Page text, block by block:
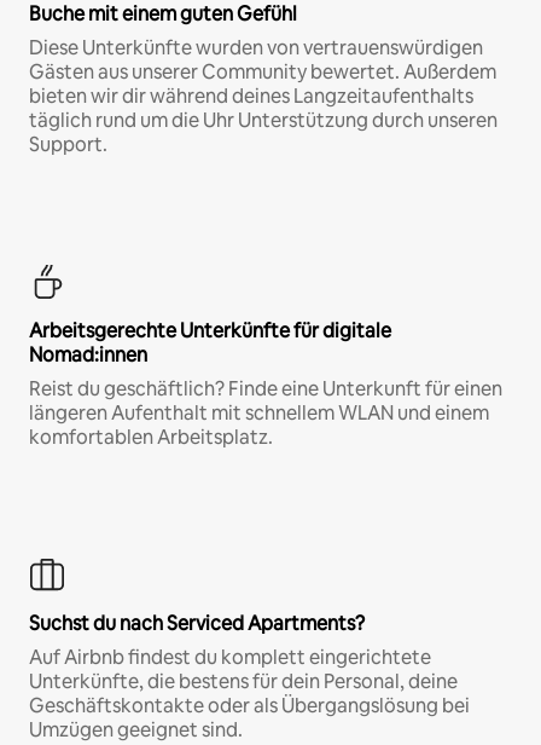
Buche mit einem guten Gefühl
Diese Unterkünfte wurden von vertrauenswürdigen
Gästen aus unserer Community bewertet. Außerdem
bieten wir dir während deines Langzeitaufenthalts
täglich rund um die Uhr Unterstützung durch unseren
Support.
Arbeitsgerechte Unterkünfte für digitale
Nomad:innen
Reist du geschäftlich? Finde eine Unterkunft für einen
längeren Aufenthalt mit schnellem WLAN und einem
komfortablen Arbeitsplatz.
Suchst du nach Serviced Apartments?
Auf Airbnb findest du komplett eingerichtete
Unterkünfte, die bestens für dein Personal, deine
Geschäftskontakte oder als Übergangslösung bei
Umzügen geeignet sind.